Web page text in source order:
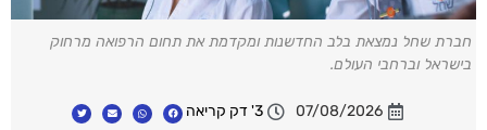
חברת שחל נמצאת בלב החדשנות ומקדמת את תחום הרפואה מרחוק
בישראל וברחבי העולם.
07/08/2026 3' דק קריאה